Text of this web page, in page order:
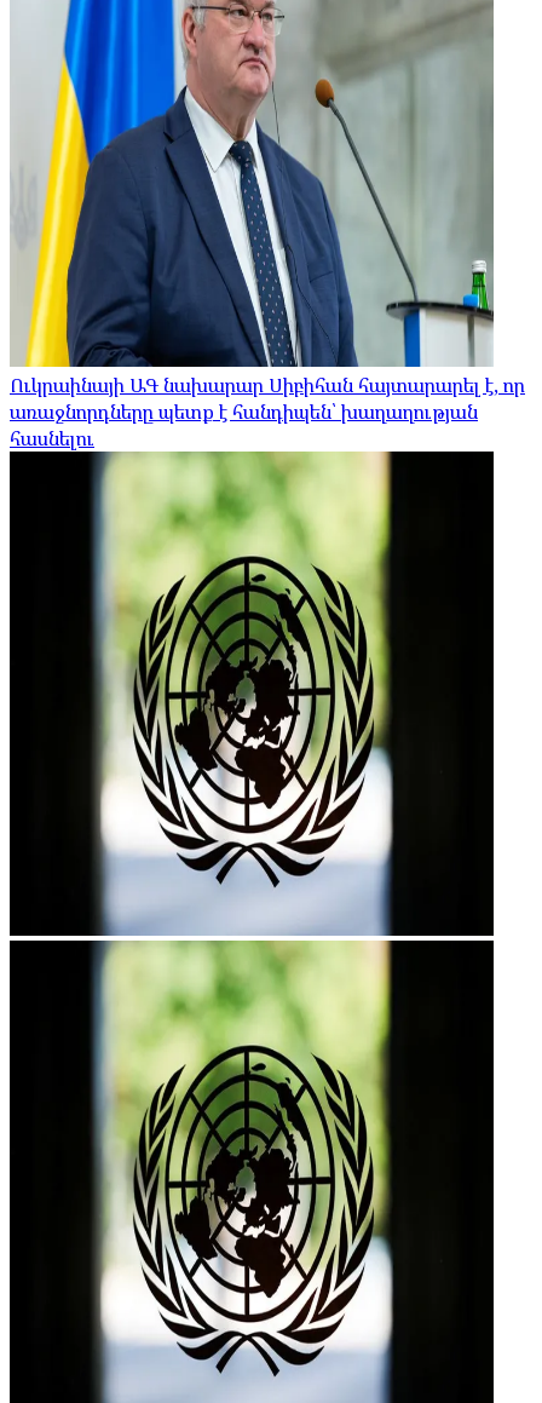
Ուկրաինայի ԱԳ նախարար Սիբիհան հայտարարել է, որ
առաջնորդները պետք է հանդիպեն՝ խաղաղության
հասնելու